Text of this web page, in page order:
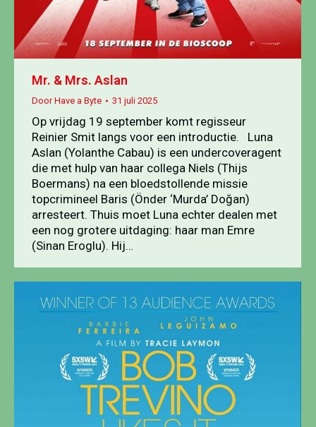
Mr. & Mrs. Aslan
DoorHave a Byte 31 juli 2025
Op vrijdag 19 september komt regisseur
Reinier Smit langs voor een introductie. Luna
Aslan (Yolanthe Cabau) is een undercoveragent
die met hulp van haar collega Niels (Thijs
Boermans) na een bloedstollende missie
topcrimineel Baris (Önder ‘Murda’ Doğan)
arresteert. Thuis moet Luna echter dealen met
een nog grotere uitdaging: haar man Emre
(Sinan Eroglu). Hij…